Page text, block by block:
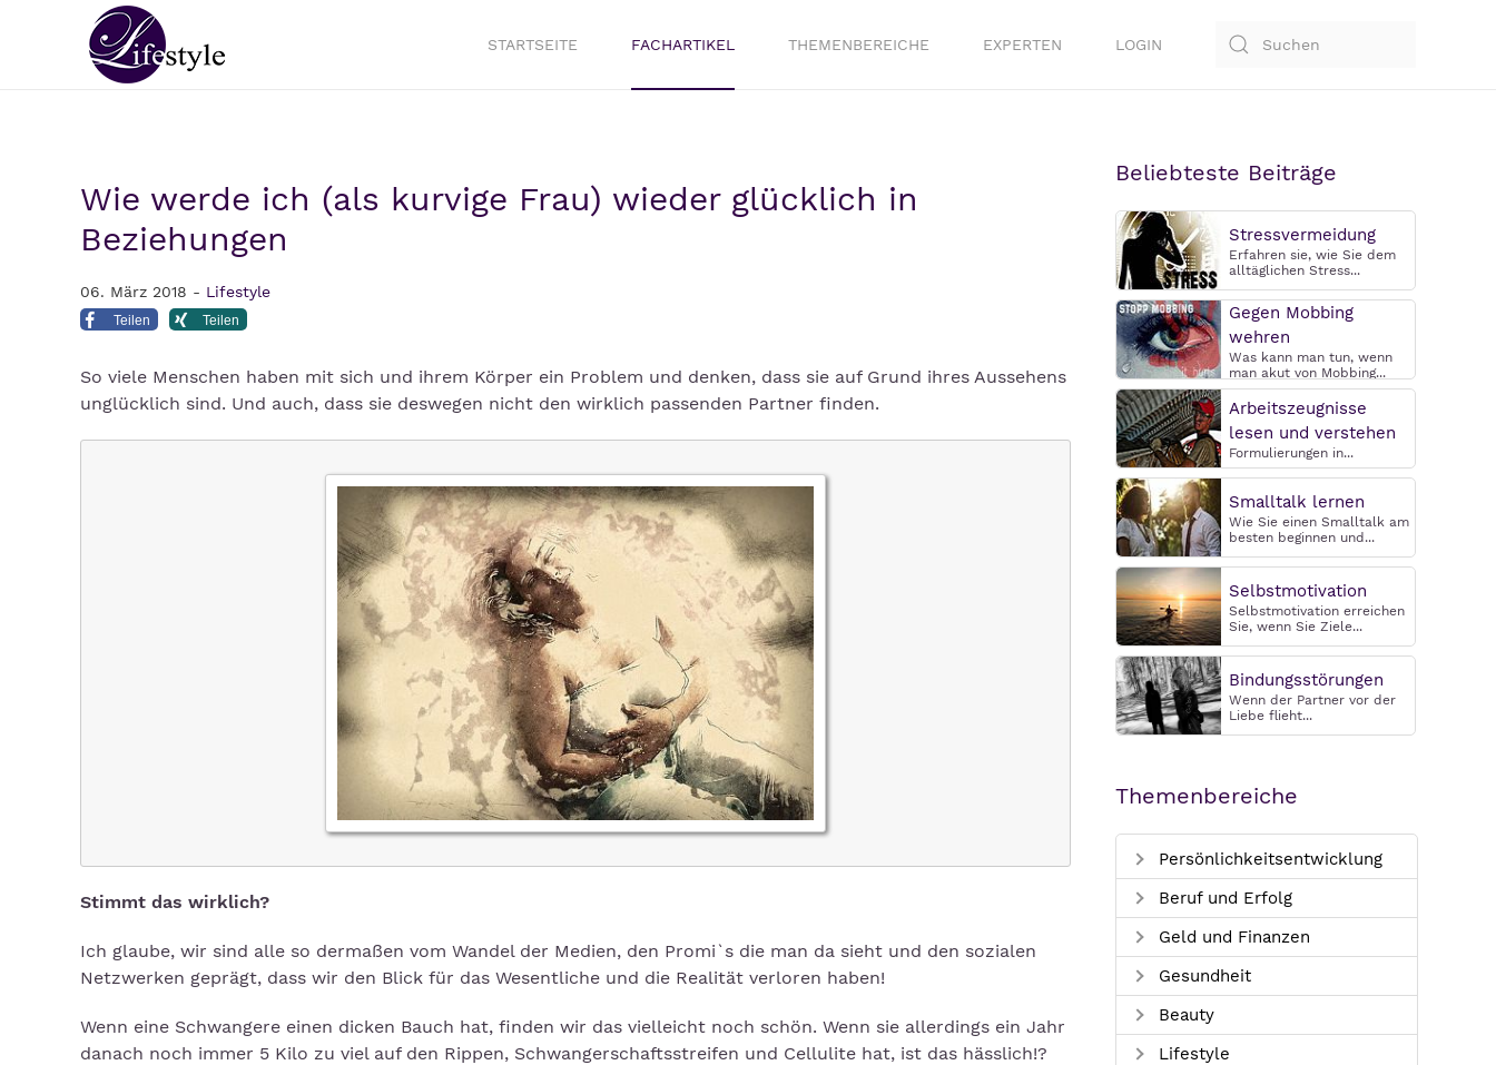
STARTSEITE FACHARTIKEL THEMENBEREICHE EXPERTEN LOGIN
Wie werde ich (als kurvige Frau) wieder glücklich in
Beziehungen
06. März 2018 - Lifestyle
Teilen Teilen
So viele Menschen haben mit sich und ihrem Körper ein Problem und denken, dass sie auf Grund ihres Aussehens
unglücklich sind. Und auch, dass sie deswegen nicht den wirklich passenden Partner finden.
Stimmt das wirklich?
Ich glaube, wir sind alle so dermaßen vom Wandel der Medien, den Promi`s die man da sieht und den sozialen
Netzwerken geprägt, dass wir den Blick für das Wesentliche und die Realität verloren haben!
Wenn eine Schwangere einen dicken Bauch hat, finden wir das vielleicht noch schön. Wenn sie allerdings ein Jahr
danach noch immer 5 Kilo zu viel auf den Rippen, Schwangerschaftsstreifen und Cellulite hat, ist das hässlich!?
Beliebteste Beiträge
Stressvermeidung
Erfahren sie, wie Sie dem
alltäglichen Stress...
Gegen Mobbing
wehren
Was kann man tun, wenn
man akut von Mobbing...
Arbeitszeugnisse
lesen und verstehen
Formulierungen in...
Smalltalk lernen
Wie Sie einen Smalltalk am
besten beginnen und...
Selbstmotivation
Selbstmotivation erreichen
Sie, wenn Sie Ziele...
Bindungsstörungen
Wenn der Partner vor der
Liebe flieht...
Themenbereiche
Persönlichkeitsentwicklung
Beruf und Erfolg
Geld und Finanzen
Gesundheit
Beauty
Lifestyle